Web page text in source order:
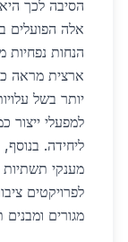
הסיבה לכך
אלה הפועלים
הנחות נפחיות
ארצית מראה
יותר בשל
מענקי תשתיות
לפרויקטים
מגורים